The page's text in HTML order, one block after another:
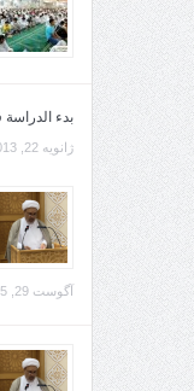
بدء
ژانویه 22, 2013
آگوست 29, 2025